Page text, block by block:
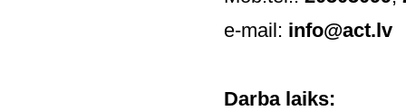
e-mail: info@act.lv